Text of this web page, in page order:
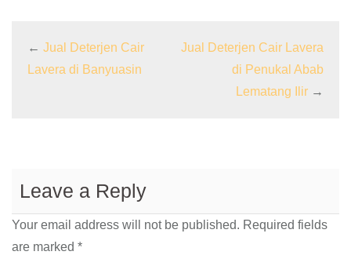
← Jual Deterjen Cair
Lavera di Banyuasin
Jual Deterjen Cair Lavera
di Penukal Abab
Lematang Ilir →
Leave a Reply
Your email address will not be published. Required fields
are marked *